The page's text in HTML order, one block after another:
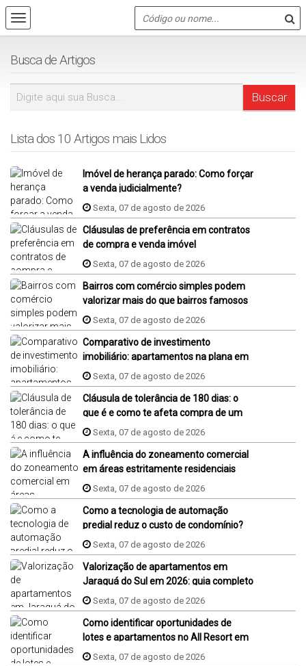
Busca de Artigos
Lista dos 10 Artigos mais Lidos
Imóvel de herança parado: Como forçar
a venda judicialmente?
Sexta, 07 de agosto de 2026
Cláusulas de preferência em contratos
de compra e venda imóvel
Sexta, 07 de agosto de 2026
Bairros com comércio simples podem
valorizar mais do que bairros famosos
Sexta, 07 de agosto de 2026
Comparativo de investimento
imobiliário: apartamentos na plana em
Jaraguá do Sul, Florianópolis e Piçarras
Sexta, 07 de agosto de 2026
Cláusula de tolerância de 180 dias: o
que é e como te afeta compra de um
imóvel na planta?
Sexta, 07 de agosto de 2026
A influência do zoneamento comercial
em áreas estritamente residenciais
Sexta, 07 de agosto de 2026
Como a tecnologia de automação
predial reduz o custo de condomínio?
Sexta, 07 de agosto de 2026
Valorização de apartamentos em
Jaraguá do Sul em 2026: guia completo
Sexta, 07 de agosto de 2026
Como identificar oportunidades de
lotes e apartamentos no All Resort em
Porto Belo?
Sexta, 07 de agosto de 2026